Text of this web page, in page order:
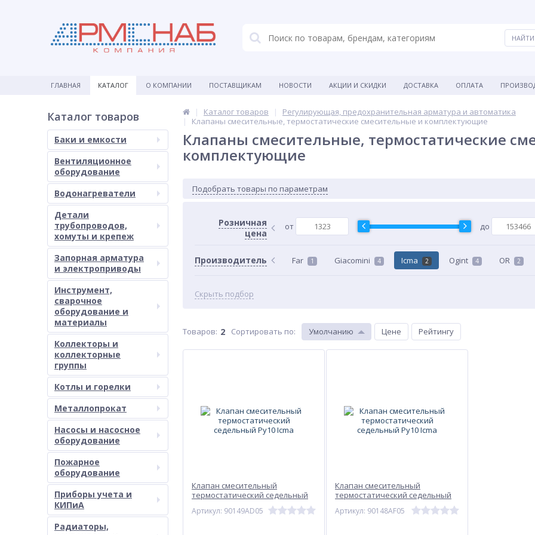
ГЛАВНАЯ КАТАЛОГ О КОМПАНИИ ПОСТАВЩИКАМ НОВОСТИ АКЦИИ И СКИДКИ ДОСТАВКА ОПЛАТА
Каталог товаров
Баки и емкости
Вентиляционное
оборудование
Водонагреватели
Детали
трубопроводов,
хомуты и крепеж
Запорная арматура
и электроприводы
Инструмент,
сварочное
оборудование и
материалы
Коллекторы и
коллекторные
группы
Котлы и горелки
Металлопрокат
Насосы и насосное
оборудование
Пожарное
оборудование
Приборы учета и
КИПиА
Радиаторы,
Каталог товаров
Регулирующая, предохранительная арматура и автоматика
Клапаны смесительные, термостатические смесительные и комплектующие
Клапаны смесительные, термостатические
комплектующие
Подобрать товары по параметрам
Розничная
цена
от до
Производитель Far 1 Giacomini 4 Icma 2 Ogint 4 OR 2
Скрыть подбор
Товаров: 2 Сортировать по: Умолчанию Цене Рейтингу
Клапан смесительный
термостатический седельный
Артикул: 90149AD05
Клапан смесительный
термостатический седельный
Артикул: 90148AF05